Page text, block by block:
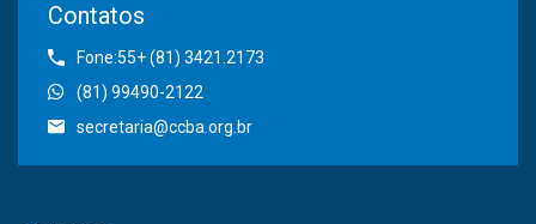
Contatos
Fone:55+ (81) 3421.2173
(81) 99490-2122
secretaria@ccba.org.br